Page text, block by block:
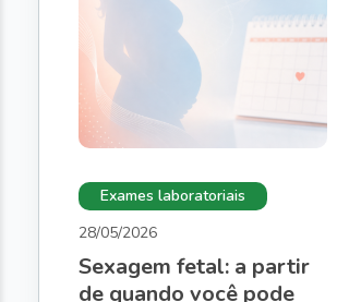
28/05/2026
Sexagem fetal: a partir
de quando você pode
Exames laboratoriais